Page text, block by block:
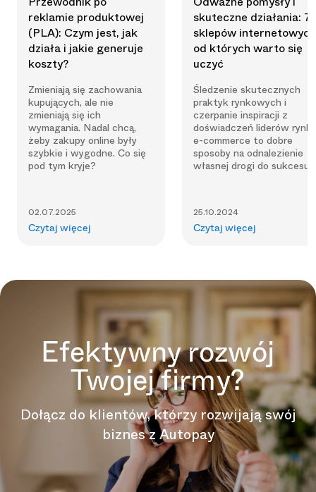
reklamie produktowej
(PLA): Czym jest, jak
działa i jakie generuje
koszty?
Zmieniają się zachowania
kupujących, ale nie
zmieniają się ich
wymagania. Nadal chcą,
żeby zakupy online były
szybkie i wygodne. Co się
pod tym kryje?
02.07.2025
Czytaj więcej
skuteczne działania: 7
sklepów
od których warto się
uczyć
Śledzenie skutecznych
praktyk rynkowych i
czerpanie inspiracji z
doświadczeń liderów
e-commerce to dobre
sposoby na odnalezienie
własnej drogi do sukcesu.
25.10.2024
Czytaj więcej
Efektywny rozwój
Twojej firmy?
Dołącz do klientów, którzy rozwijają swój
biznes z Autopay